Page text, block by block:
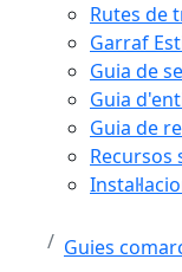
Rutes de
Garraf
Guia de
Guia
Guia de
Recursos
Guies